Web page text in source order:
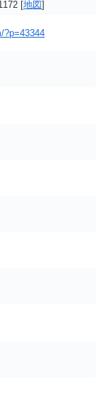
[地図]
?p=43344